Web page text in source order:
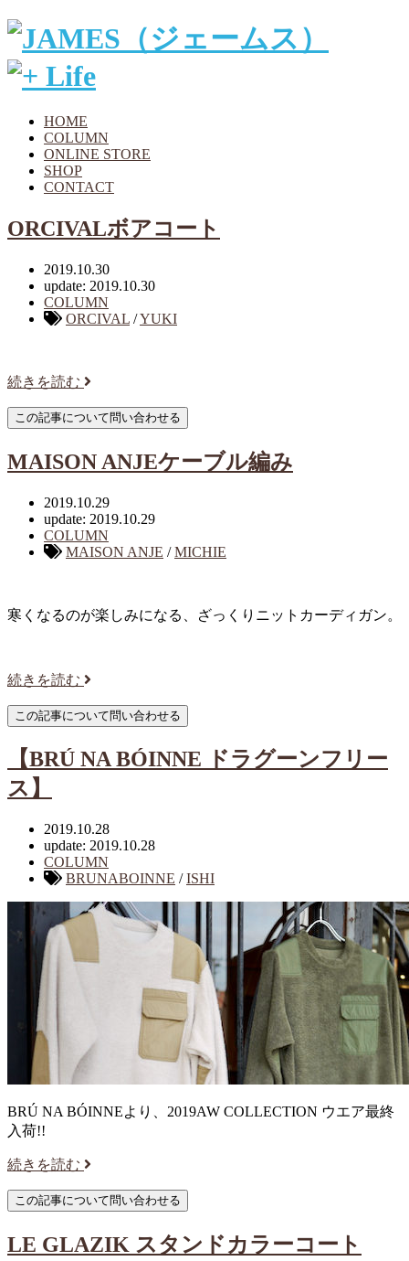
HOME
COLUMN
ONLINE STORE
SHOP
CONTACT
ORCIVALボアコート
2019.10.30
update: 2019.10.30
COLUMN
ORCIVAL /YUKI
続きを読む
MAISON ANJEケーブル編み
2019.10.29
update: 2019.10.29
COLUMN
MAISON ANJE /MICHIE
寒くなるのが楽しみになる、ざっくりニットカーディガン。
続きを読む
【BRÚ NA BÓINNE ドラグーンフリー
ス】
2019.10.28
update: 2019.10.28
COLUMN
BRUNABOINNE /ISHI
BRÚ NA BÓINNEより、2019AW COLLECTION ウエア最終
入荷!!
続きを読む
LE GLAZIK スタンドカラーコート